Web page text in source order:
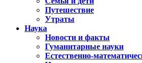
Путешествие
Утраты
Наука
Новости и факты
Гуманитарные науки
Естественно-